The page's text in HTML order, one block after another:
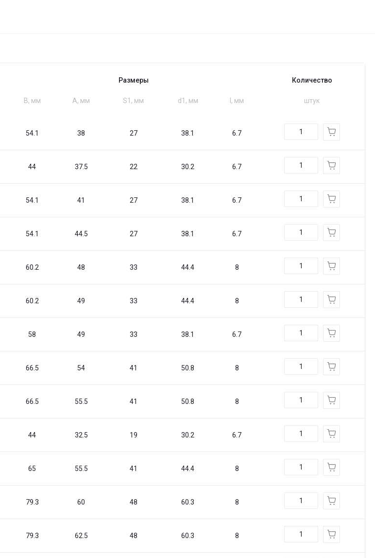
Размеры Количество
B, мм A, мм S1, мм d1, мм I, мм штук
54.1 38 27 38.1 6.7
44 37.5 22 30.2 6.7
54.1 41 27 38.1 6.7
54.1 44.5 27 38.1 6.7
60.2 48 33 44.4 8
60.2 49 33 44.4 8
58 49 33 38.1 6.7
66.5 54 41 50.8 8
66.5 55.5 41 50.8 8
44 32.5 19 30.2 6.7
65 55.5 41 44.4 8
79.3 60 48 60.3 8
79.3 62.5 48 60.3 8